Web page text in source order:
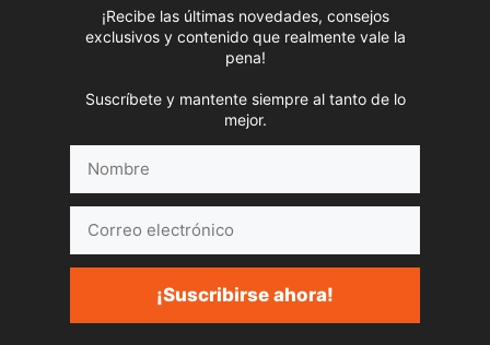
¡Recibe las últimas novedades, consejos
exclusivos y contenido que realmente vale la
pena!
Suscríbete y mantente siempre al tanto de lo
mejor.
electrónico
¡Suscribirse ahora!